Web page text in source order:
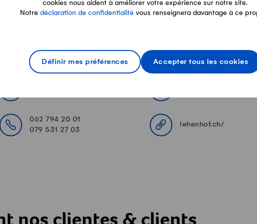
cookies nous aident à améliorer votre expérience sur notre site.
Notre déclaration de confidentialité vous renseignera davantage à ce
Définir mes préférences Accepter tous les cookies
Contact
062 794 20 01
079 531 27 03
lehenhof.ch/